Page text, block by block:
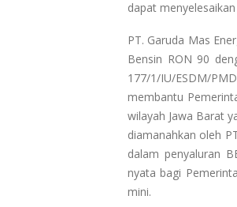
dapat
PT. Garuda Mas
Bensin RON 90
177/1/IU/ESDM/
membantu
wilayah Jawa Barat
diamanahkan oleh
dalam penyaluran
nyata bagi
mini.